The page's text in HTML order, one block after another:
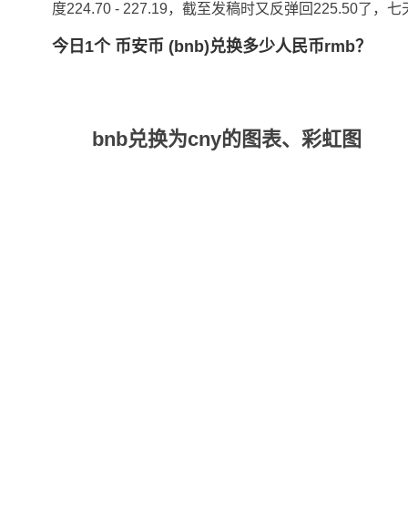
度224.70 - 227.19，截至发稿时又反弹回225.50了，七
今日1个 币安币 (bnb)兑换多少人民币rmb？
bnb兑换为cny的图表、彩虹图